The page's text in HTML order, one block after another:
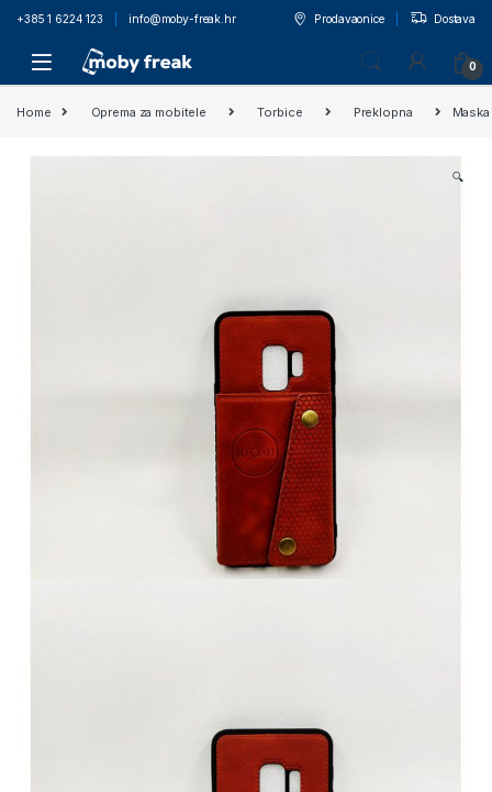
+385 1 6224 123 info@moby-freak.hr Prodavaonice Dostava
0
Home Oprema za mobitele Torbice Preklopna
🔍